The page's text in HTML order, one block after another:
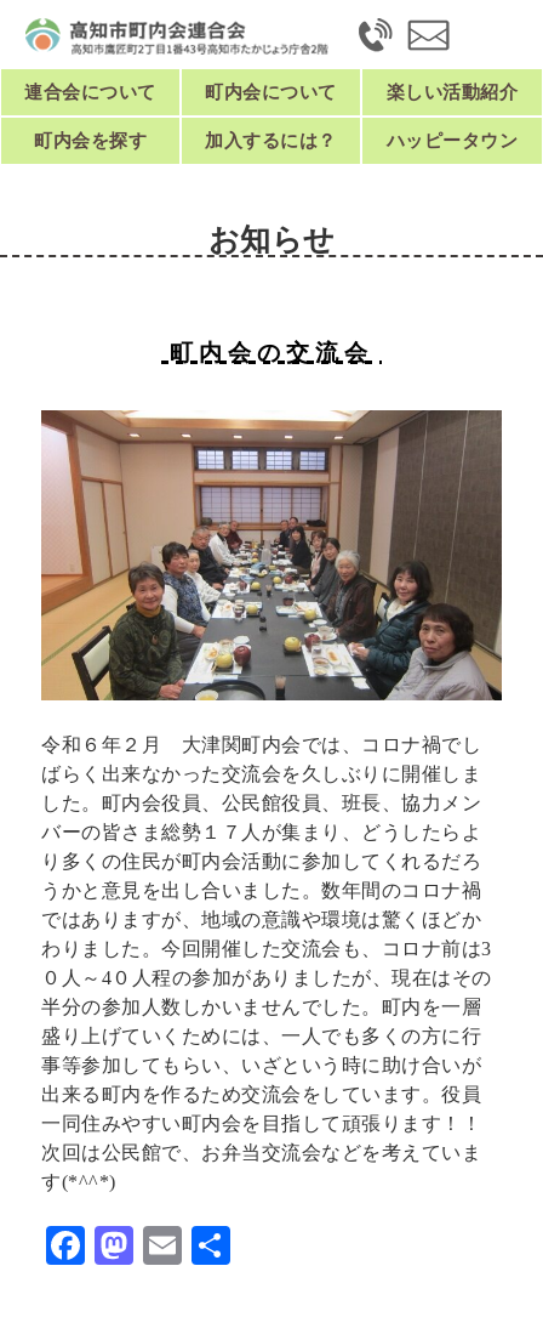
連合会について 町内会について 楽しい活動紹介
町内会を探す 加入するには？ ハッピータウン
お知らせ
町内会の交流会
令和６年２月 大津関町内会では、コロナ禍でし
ばらく出来なかった交流会を久しぶりに開催しま
した。町内会役員、公民館役員、班長、協力メン
バーの皆さま総勢１７人が集まり、どうしたらよ
り多くの住民が町内会活動に参加してくれるだろ
うかと意見を出し合いました。数年間のコロナ禍
ではありますが、地域の意識や環境は驚くほどか
わりました。今回開催した交流会も、コロナ前は3
０人～4０人程の参加がありましたが、現在はその
半分の参加人数しかいませんでした。町内を一層
盛り上げていくためには、一人でも多くの方に行
事等参加してもらい、いざという時に助け合いが
出来る町内を作るため交流会をしています。役員
一同住みやすい町内会を目指して頑張ります！！
次回は公民館で、お弁当交流会などを考えていま
す(*^^*)
F
M
E